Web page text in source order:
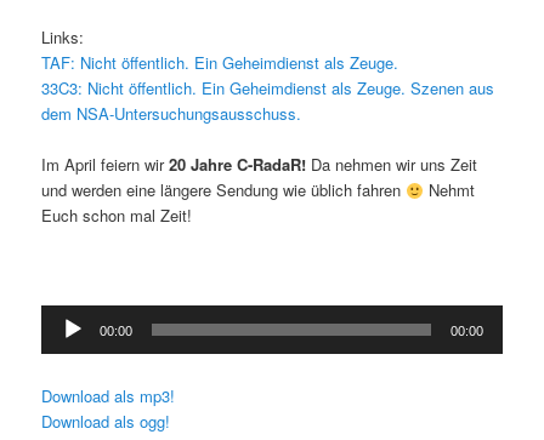
Links:
TAF: Nicht öffentlich. Ein Geheimdienst als Zeuge.
33C3: Nicht öffentlich. Ein Geheimdienst als Zeuge. Szenen aus
dem NSA-Untersuchungsausschuss.
Im April feiern wir20 Jahre C-RadaR! Da nehmen wir uns Zeit
und werden eine längere Sendung wie üblich fahren
Nehmt
Euch schon mal Zeit!
Audio-
Player
00:00 00:00
Download als mp3!
Download als ogg!